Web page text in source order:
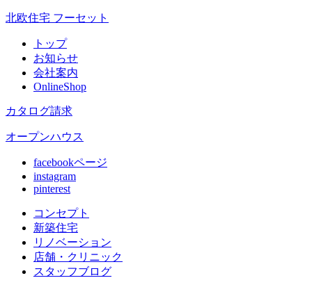
北欧住宅 フーセット
トップ
お知らせ
会社案内
OnlineShop
カタログ請求
オープンハウス
facebookページ
instagram
pinterest
コンセプト
新築住宅
リノベーション
店舗 ・クリニック
スタッフブログ